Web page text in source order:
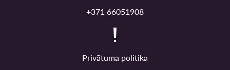
+371 66051908
Privātuma politika